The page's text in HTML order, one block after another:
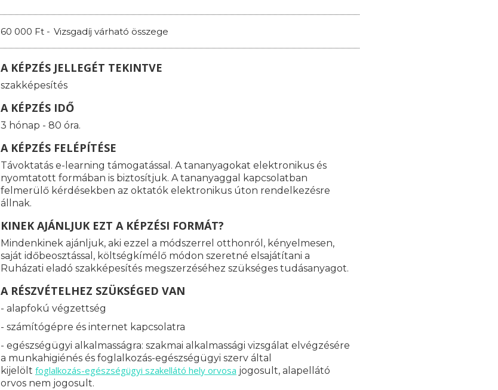
60 000 Ft - Vizsgadíj várható összege
A KÉPZÉS JELLEGÉT TEKINTVE
szakképesítés
A KÉPZÉS IDŐ
3 hónap - 80 óra.
A KÉPZÉS FELÉPÍTÉSE
Távoktatás e-learning támogatással. A tananyagokat elektronikus és
nyomtatott formában is biztosítjuk. A tananyaggal kapcsolatban
felmerülő kérdésekben az oktatók elektronikus úton rendelkezésre
állnak.
KINEK AJÁNLJUK EZT A KÉPZÉSI FORMÁT?
Mindenkinek ajánljuk, aki ezzel a módszerrel otthonról, kényelmesen,
saját időbeosztással, költségkímélő módon szeretné elsajátítani a
Ruházati eladó szakképesítés megszerzéséhez szükséges tudásanyagot.
A RÉSZVÉTELHEZ SZÜKSÉGED VAN
- alapfokú végzettség
- számítógépre és internet kapcsolatra
- egészségügyi alkalmasságra: szakmai alkalmassági vizsgálat elvégzésére
a munkahigiénés és foglalkozás-egészségügyi szerv által
kijelölt foglalkozás-egészségügyi szakellátó hely orvosa jogosult, alapellátó
orvos nem jogosult.